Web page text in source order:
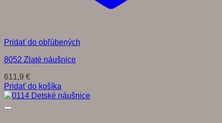
Pridať do obľúbených
8052 Zlaté náušnice
611,9 €
Pridať do košíka